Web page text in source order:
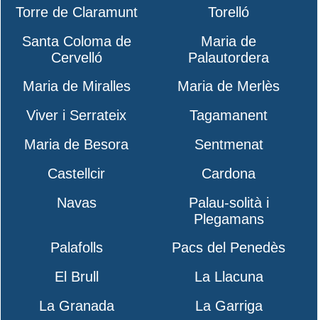
Torre de Claramunt
Torelló
Santa Coloma de
Cervelló
Maria de
Palautordera
Maria de Miralles
Maria de Merlès
Viver i Serrateix
Tagamanent
Maria de Besora
Sentmenat
Castellcir
Cardona
Navas
Palau-solità i
Plegamans
Palafolls
Pacs del Penedès
El Brull
La Llacuna
La Granada
La Garriga